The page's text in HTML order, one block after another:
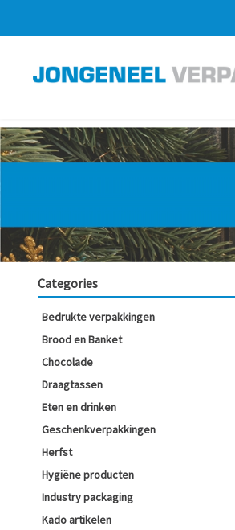
Categories
Bedrukte verpakkingen
Brood en Banket
Chocolade
Draagtassen
Eten en drinken
Geschenkverpakkingen
Herfst
Hygiëne producten
Industry packaging
Kado artikelen